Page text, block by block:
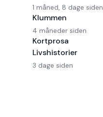
1 måned, 8 dage siden
Klummen
4 måneder siden
Kortprosa
Livshistorier
3 dage siden